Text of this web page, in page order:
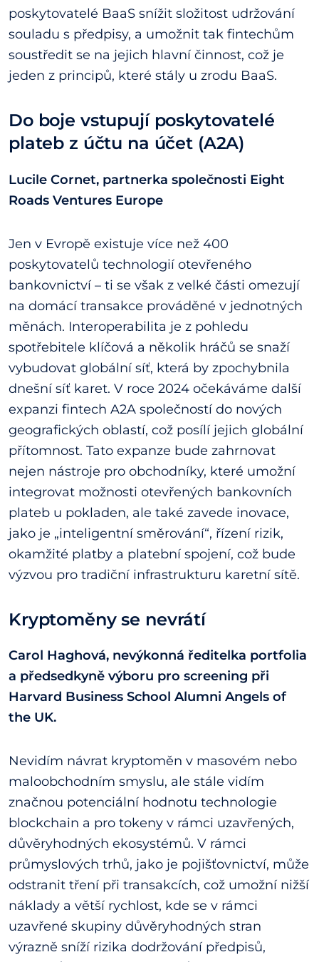
poskytovatelé BaaS snížit složitost udržování
souladu s předpisy, a umožnit tak fintechům
soustředit se na jejich hlavní činnost, což je
jeden z principů, které stály u zrodu BaaS.
Do boje vstupují poskytovatelé
plateb z účtu na účet (A2A)
Lucile Cornet, partnerka společnosti Eight
Roads Ventures Europe
Jen v Evropě existuje více než 400
poskytovatelů technologií otevřeného
bankovnictví – ti se však z velké části omezují
na domácí transakce prováděné v jednotných
měnách. Interoperabilita je z pohledu
spotřebitele klíčová a několik hráčů se snaží
vybudovat globální síť, která by zpochybnila
dnešní síť karet. V roce 2024 očekáváme další
expanzi fintech A2A společností do nových
geografických oblastí, což posílí jejich globální
přítomnost. Tato expanze bude zahrnovat
nejen nástroje pro obchodníky, které umožní
integrovat možnosti otevřených bankovních
plateb u pokladen, ale také zavede inovace,
jako je „inteligentní směrování“, řízení rizik,
okamžité platby a platební spojení, což bude
výzvou pro tradiční infrastrukturu karetní sítě.
Kryptoměny se nevrátí
Carol Haghová, nevýkonná ředitelka portfolia
a předsedkyně výboru pro screening při
Harvard Business School Alumni Angels of
the UK.
Nevidím návrat kryptoměn v masovém nebo
maloobchodním smyslu, ale stále vidím
značnou potenciální hodnotu technologie
blockchain a pro tokeny v rámci uzavřených,
důvěryhodných ekosystémů. V rámci
průmyslových trhů, jako je pojišťovnictví, může
odstranit tření při transakcích, což umožní nižší
náklady a větší rychlost, kde se v rámci
uzavřené skupiny důvěryhodných stran
výrazně sníží rizika dodržování předpisů,